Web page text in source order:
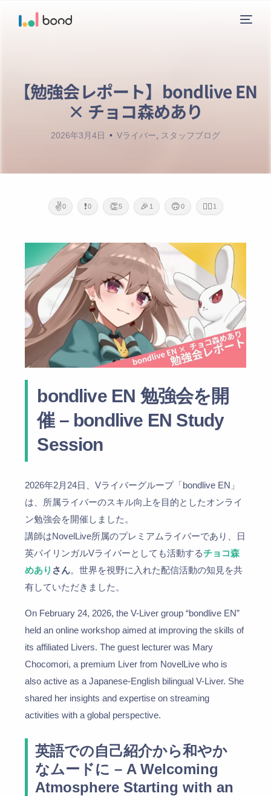
【勉強会レポート】bondlive EN
× チョコ森めあり
2026年3月4日 Vライバー, スタッフブログ
✌️0 ❗0 👏5 🎉 1 🙃0 🙇‍♂️ 1
bondlive EN 勉強会を開
催 – bondlive EN Study
Session
2026年2月24日、Vライバーグループ「bondlive EN」
は、所属ライバーのスキル向上を目的としたオンライ
ン勉強会を開催しました。
講師はNovelLive所属のプレミアムライバーであり、日
英バイリンガルVライバーとしても活動するチョコ森
めあり さん。世界を視野に入れた配信活動の知見を共
有していただきました。
On February 24, 2026, the V-Liver group “bondlive EN”
held an online workshop aimed at improving the skills of
its affiliated Livers. The guest lecturer was Mary
Chocomori, a premium Liver from NovelLive who is
also active as a Japanese-English bilingual V-Liver. She
shared her insights and expertise on streaming
activities with a global perspective.
英語での自己紹介から和やか
なムードに – A Welcoming
Atmosphere Starting with an
ニュース
ガイドライン